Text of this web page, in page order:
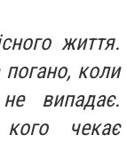
життя.
коли
випадає.
чекає